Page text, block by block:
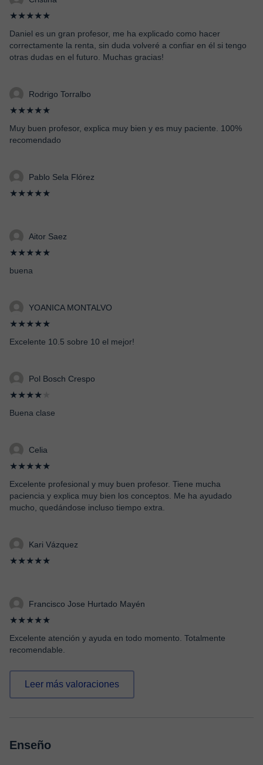
★★★★★
Daniel es un gran profesor, me ha explicado como hacer
correctamente la renta, sin duda volveré a confiar en él si tengo
otras dudas en el futuro. Muchas gracias!
Rodrigo Torralbo
★★★★★
Muy buen profesor, explica muy bien y es muy paciente. 100%
recomendado
Pablo Sela Flórez
★★★★★
Aitor Saez
★★★★★
buena
YOANICA MONTALVO
★★★★★
Excelente 10.5 sobre 10 el mejor!
Pol Bosch Crespo
★★★★
Buena clase
Celia
★★★★★
Excelente profesional y muy buen profesor. Tiene mucha
paciencia y explica muy bien los conceptos. Me ha ayudado
mucho, quedándose incluso tiempo extra.
Kari Vázquez
★★★★★
Francisco Jose Hurtado Mayén
★★★★★
Excelente atención y ayuda en todo momento. Totalmente
recomendable.
Leer más valoraciones
Enseño